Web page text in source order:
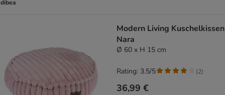
dibea
Modern Living Kuschelkissen
Nara
Ø 60 x H 15 cm
36,99 €
Rating: 3.5/5 (2)